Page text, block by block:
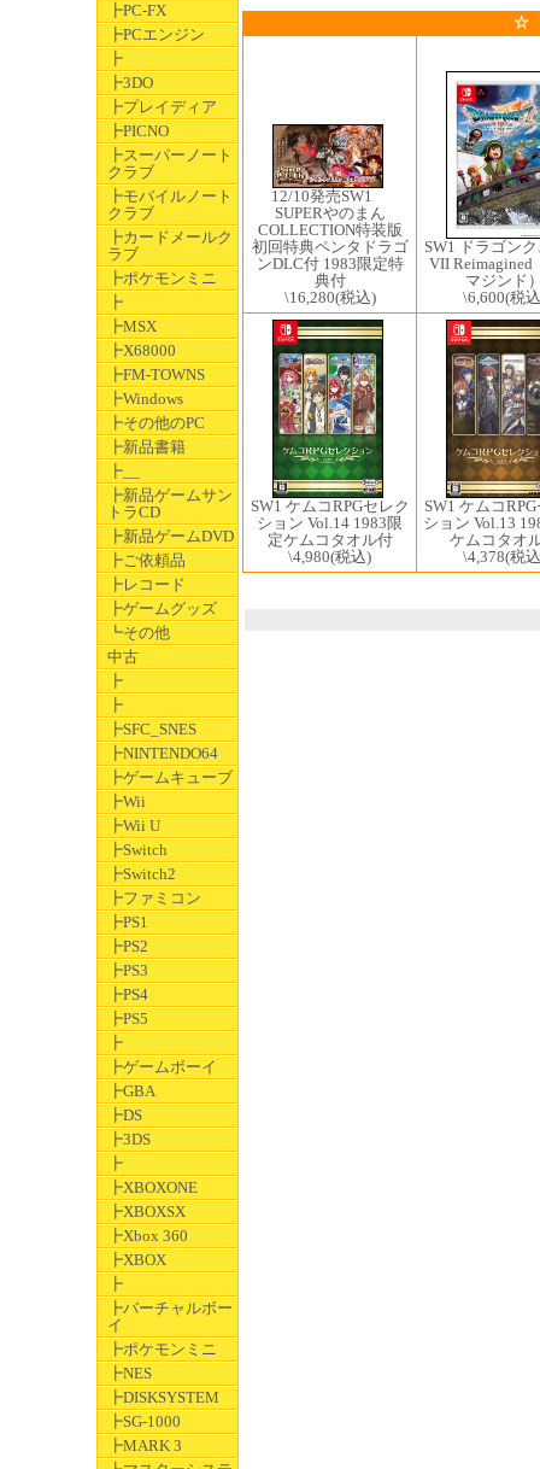
┣PC-FX
┣PCエンジン
┣
┣3DO
┣プレイディア
┣PICNO
┣スーパーノート
クラブ
┣モバイルノート
クラブ
┣カードメールク
ラブ
┣ポケモンミニ
┣
┣MSX
┣X68000
┣FM-TOWNS
┣Windows
┣その他のPC
┣新品書籍
┣__
┣新品ゲームサン
トラCD
┣新品ゲームDVD
┣ご依頼品
┣レコード
┣ゲームグッズ
┗その他
中古
┣
┣
┣SFC_SNES
┣NINTENDO64
┣ゲームキューブ
┣Wii
┣Wii U
┣Switch
┣Switch2
┣ファミコン
┣PS1
┣PS2
┣PS3
┣PS4
┣PS5
┣
┣ゲームボーイ
┣GBA
┣DS
┣3DS
┣
┣XBOXONE
┣XBOXSX
┣Xbox 360
┣XBOX
┣
┣バーチャルボー
イ
┣ポケモンミニ
┣NES
┣DISKSYSTEM
┣SG-1000
┣MARK 3
☆
12/10発売SW1 ​
SUPERやのまん
COLLECTION特装版
初回特典ペンタドラゴ
ンDLC付 1983限定特
典付
\16,280(税込)
SW1 ドラゴン
VII Reimagined
マジンド
\6,600(税
SW1 ケムコRPGセレク
ション Vol.14 1983限
定ケムコタオル付
\4,980(税込)
SW1 ケムコ
ション Vol.13
ケムコタオ
\4,378(税